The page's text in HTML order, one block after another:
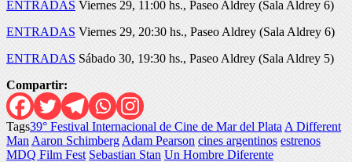
ENTRADAS Viernes 29, 11:00 hs., Paseo Aldrey (Sala Aldrey 6)
ENTRADAS Viernes 29, 20:30 hs., Paseo Aldrey (Sala Aldrey 6)
ENTRADAS Sábado 30, 19:30 hs., Paseo Aldrey (Sala Aldrey 5)
Compartir:
Tags39° Festival Internacional de Cine de Mar del Plata A Different
Man Aaron Schimberg Adam Pearson cines argentinos estrenos
MDQ Film Fest Sebastian Stan Un Hombre Diferente